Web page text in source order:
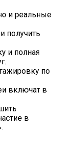
и реальные
получить
и полная
по
включат в
в